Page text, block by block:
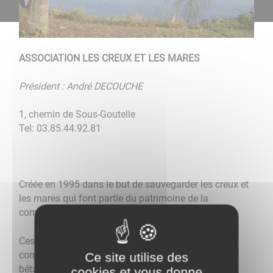
ASSOCIATION LES CREUX ET LES MARES
Président : André DECOUCHE
1, chemin de Sous-Goutelle
Tel: 03.85.44.92.81
Créée en 1995 dans le but de sauvegarder les creux et
les mares qui font partie du patrimoine de la
commune.
Ces pièces d'eau étaient autrefois louées à la
commune par les particuliers pour l'abreuvage du
bétail et pour la pêche.
Ce site utilise des